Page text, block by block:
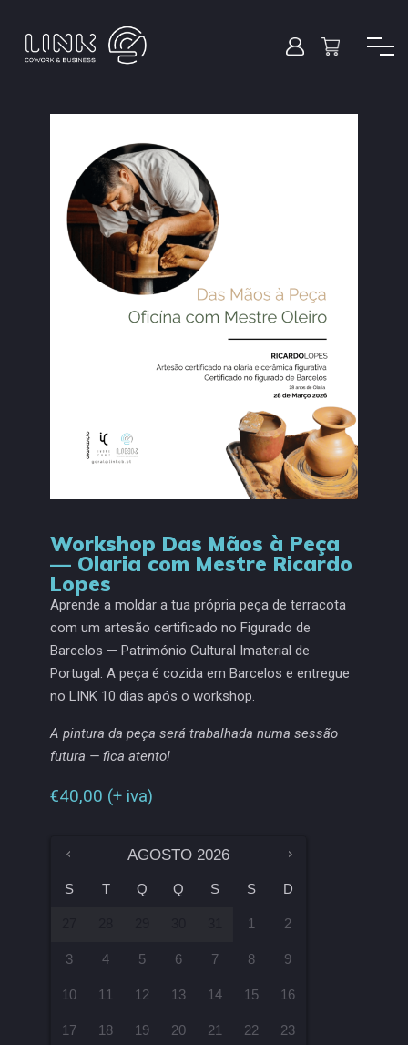
Workshop Das Mãos à Peça
— Olaria com Mestre Ricardo
Lopes
Aprende a moldar a tua própria peça de terracota
com um artesão certificado no Figurado de
Barcelos — Património Cultural Imaterial de
Portugal. A peça é cozida em Barcelos e entregue
no LINK 10 dias após o workshop.
A pintura da peça será trabalhada numa sessão
futura — fica atento!
€40,00 (+ iva)
AGOSTO 2026
S T Q Q S S D
1 2
3 4 5 6 7 8 9
10 11 12 13 14 15 16
17 18 19 20 21 22 23